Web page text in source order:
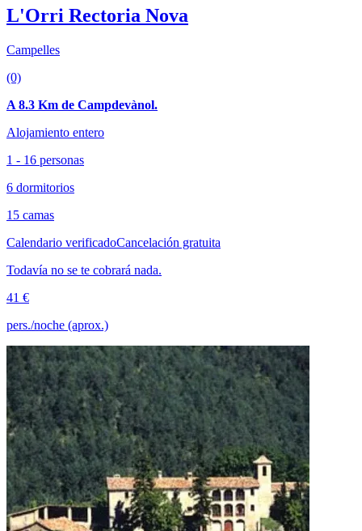
L'Orri Rectoria Nova
Campelles
(0)
A 8.3 Km de Campdevànol.
Alojamiento entero
1 - 16 personas
6 dormitorios
15 camas
Calendario verificadoCancelación gratuita
Todavía no se te cobrará nada.
41 €
pers./noche (aprox.)